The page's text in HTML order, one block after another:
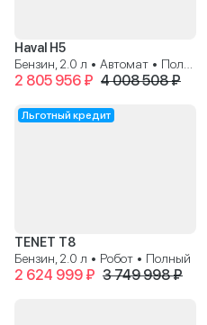
Haval H5
2 805 956 ₽ 4 008 508 ₽
Льготный кредит
TENET T8
Бензин, 2.0 л • Робот • Полный
2 624 999 ₽ 3 749 998 ₽